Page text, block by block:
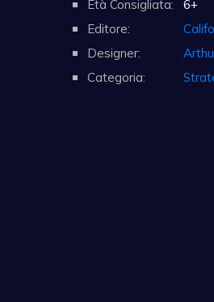
Età Consigliata:
6+
Editore:
Designer:
Categoria: